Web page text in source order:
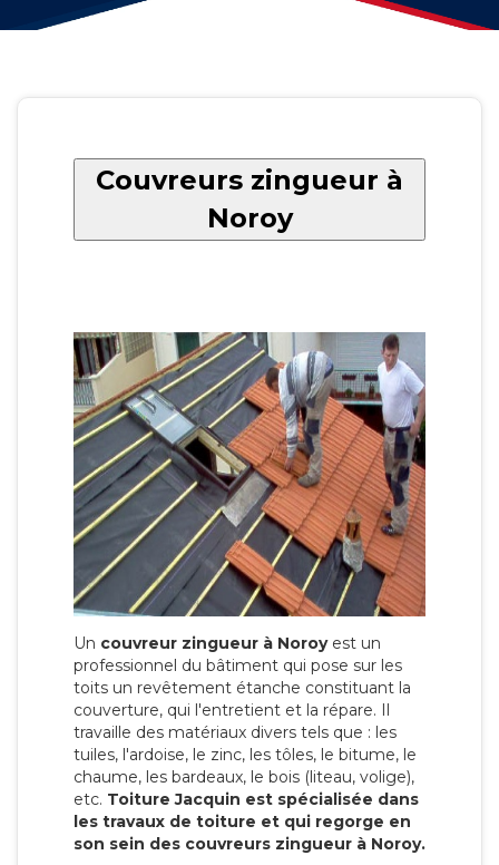
Couvreurs zingueur à
Noroy
Un couvreur zingueur à Noroyest un
professionnel du bâtiment qui pose sur les
toits un revêtement étanche constituant la
couverture, qui l'entretient et la répare. Il
travaille des matériaux divers tels que : les
tuiles, l'ardoise, le zinc, les tôles, le bitume, le
chaume, les bardeaux, le bois (liteau, volige),
etc. Toiture Jacquin est spécialisée dans
les travaux de toiture et qui regorge en
son sein des couvreurs zingueur à Noroy.